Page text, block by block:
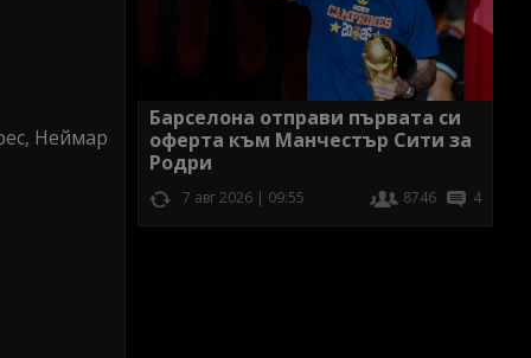
Неймар
Барселона отправи първата си
оферта към Манчестър Сити за
Родри
7 авг 2026 | 09:55 8746 4